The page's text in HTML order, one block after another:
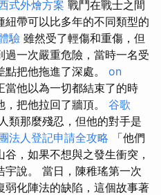
式外燴方案 戰鬥在戰士之間
帶可以比多年的不同類型的
驗 雖然受了輕傷和重傷，但
一次嚴重危險，當時一名受
把他拖進了深處。 on
當他以為一切都結束了的時
把他拉回了牆頂。 谷歌
類那麼殘忍，但他的對手是
法人登記申請全攻略 「他們
，如果不想與之發生衝突，
宇說。 當日，陳稚瑤第一次
化陣法的缺陷，這個故事著